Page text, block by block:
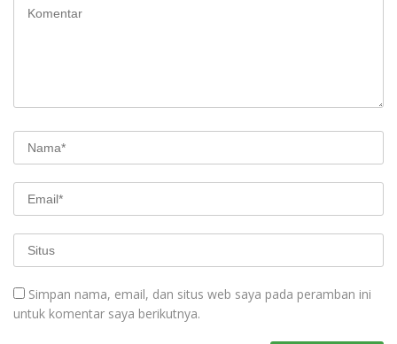
Simpan nama, email, dan situs web saya pada peramban ini
untuk komentar saya berikutnya.